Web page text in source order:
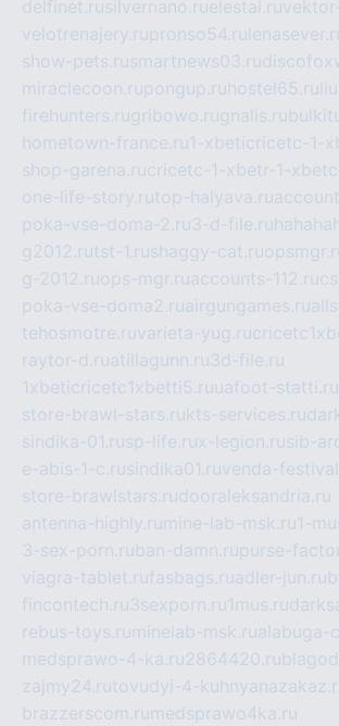
delfinet.rusilvernano.ruelestal.ru
velotrenajery.rupronso54.ru
show-pets.rusmartnews03.ru
miraclecoon.rupongup.ru hostel65.ru
firehunters.rugribowo.rugnalis.ru
hometown-france.ru1-xbeticricetc-1-
shop-garena.rucricetc-1-xbetr-1-
one-life-story.rutop-halyava.ru
poka-vse-doma-2.ru3-d-file.ru
g2012.rutst-1.rushaggy-cat.ru
g-2012.ruops-mgr.ruaccounts-112.ru
poka-vse-doma2.ruairgungames.ru
tehosmotre.ruvarieta-yug.ru
raytor-d.ruatillagunn.ru3d-file.ru
1xbeticricetc1xbetti5.ruuafoot-statti.ru
store-brawl-stars.rukts-services.ru
sindika-01.rusp-life.rux-legion.rusib-
e-abis-1-c.rusindika01.ruvenda-
store-brawlstars.rudooraleksandria.ru
antenna-highly.ru mine-lab-msk.ru1-
3-sex-porn.ruban-damn.rupurse-
viagra-tablet.rufasbags.ruadler-jun.ru
fincontech.ru3sexporn.ru1mus.ru
rebus-toys.ru minelab-msk.rualabuga-
medsprawo-4-ka.ru2864420.ru
zajmy24.rutovudyi-4-
brazzerscom.ru medsprawo4ka.ru